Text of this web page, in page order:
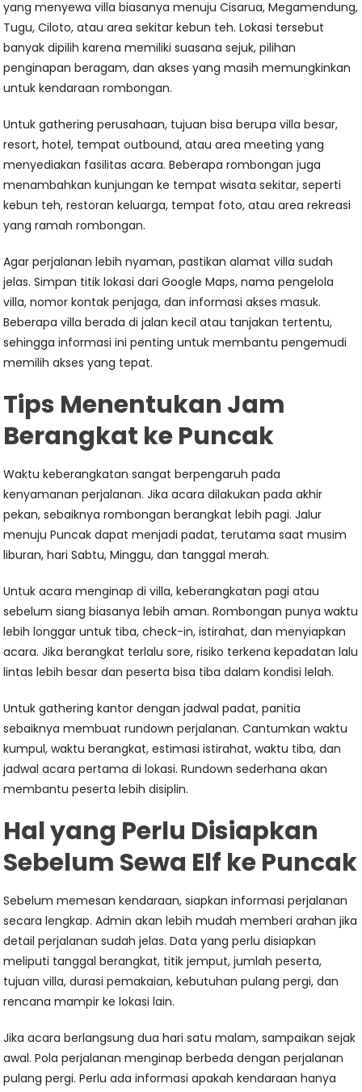
yang menyewa villa biasanya menuju Cisarua, Megamendung,
Tugu, Ciloto, atau area sekitar kebun teh. Lokasi tersebut
banyak dipilih karena memiliki suasana sejuk, pilihan
penginapan beragam, dan akses yang masih memungkinkan
untuk kendaraan rombongan.
Untuk gathering perusahaan, tujuan bisa berupa villa besar,
resort, hotel, tempat outbound, atau area meeting yang
menyediakan fasilitas acara. Beberapa rombongan juga
menambahkan kunjungan ke tempat wisata sekitar, seperti
kebun teh, restoran keluarga, tempat foto, atau area rekreasi
yang ramah rombongan.
Agar perjalanan lebih nyaman, pastikan alamat villa sudah
jelas. Simpan titik lokasi dari Google Maps, nama pengelola
villa, nomor kontak penjaga, dan informasi akses masuk.
Beberapa villa berada di jalan kecil atau tanjakan tertentu,
sehingga informasi ini penting untuk membantu pengemudi
memilih akses yang tepat.
Tips Menentukan Jam
Berangkat ke Puncak
Waktu keberangkatan sangat berpengaruh pada
kenyamanan perjalanan. Jika acara dilakukan pada akhir
pekan, sebaiknya rombongan berangkat lebih pagi. Jalur
menuju Puncak dapat menjadi padat, terutama saat musim
liburan, hari Sabtu, Minggu, dan tanggal merah.
Untuk acara menginap di villa, keberangkatan pagi atau
sebelum siang biasanya lebih aman. Rombongan punya waktu
lebih longgar untuk tiba, check-in, istirahat, dan menyiapkan
acara. Jika berangkat terlalu sore, risiko terkena kepadatan lalu
lintas lebih besar dan peserta bisa tiba dalam kondisi lelah.
Untuk gathering kantor dengan jadwal padat, panitia
sebaiknya membuat rundown perjalanan. Cantumkan waktu
kumpul, waktu berangkat, estimasi istirahat, waktu tiba, dan
jadwal acara pertama di lokasi. Rundown sederhana akan
membantu peserta lebih disiplin.
Hal yang Perlu Disiapkan
Sebelum Sewa Elf ke Puncak
Sebelum memesan kendaraan, siapkan informasi perjalanan
secara lengkap. Admin akan lebih mudah memberi arahan jika
detail perjalanan sudah jelas. Data yang perlu disiapkan
meliputi tanggal berangkat, titik jemput, jumlah peserta,
tujuan villa, durasi pemakaian, kebutuhan pulang pergi, dan
rencana mampir ke lokasi lain.
Jika acara berlangsung dua hari satu malam, sampaikan sejak
awal. Pola perjalanan menginap berbeda dengan perjalanan
pulang pergi. Perlu ada informasi apakah kendaraan hanya